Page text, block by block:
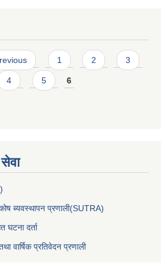
1 2 3
4 5 6
ब्यवस्थापन प्रणाली(SUTRA)
घटना दर्ता
वार्षिक प्रतिवेदन प्रणाली